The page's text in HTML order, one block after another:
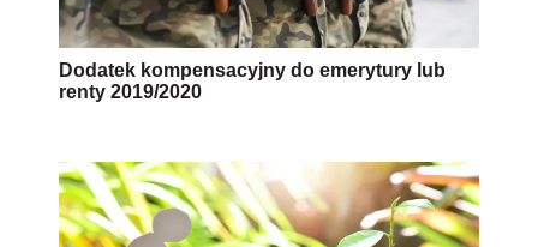
Dodatek kompensacyjny do emerytury lub
renty 2019/2020